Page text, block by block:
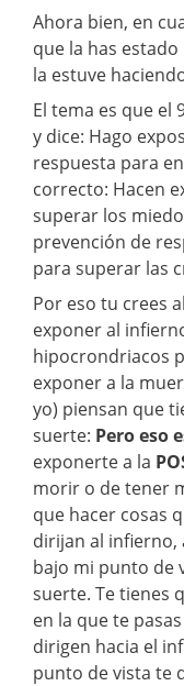
Ahora bien, en
que la has
la estuve
El tema es que el
y dice: Hago
respuesta para
correcto: Hacen
superar los
prevención de
para superar las
Por eso tu crees
exponer al
hipocrondriacos
exponer a la
yo) piensan que
suerte: Pero eso
exponerte a la
morir o de tener
que hacer cosas
dirijan al infierno,
bajo mi punto de
suerte. Te tienes
en la que te
dirigen hacia el
punto de vista te